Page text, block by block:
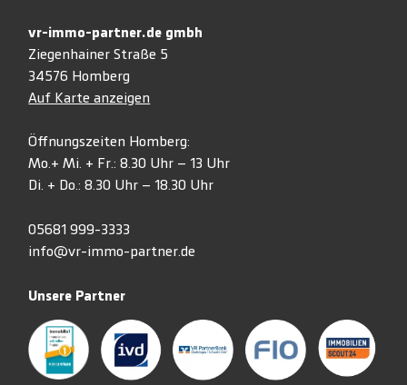
vr-immo-partner.de gmbh
Ziegenhainer Straße 5
34576 Homberg
Auf Karte anzeigen
Öffnungszeiten Homberg:
Mo.+ Mi. + Fr.: 8.30 Uhr – 13 Uhr
Di. + Do.: 8.30 Uhr – 18.30 Uhr
05681 999-3333
info@vr-immo-partner.de
Unsere Partner